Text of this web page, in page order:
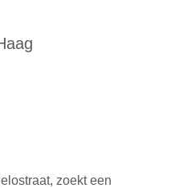
zoekt een